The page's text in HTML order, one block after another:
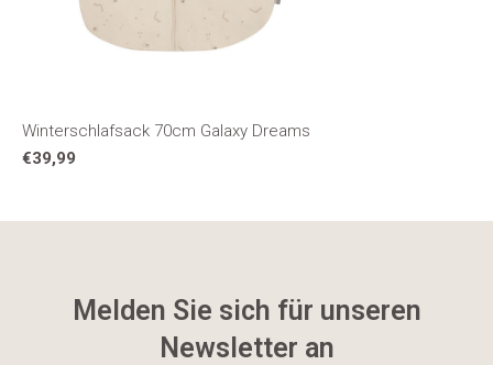
Winterschlafsack 70cm Galaxy Dreams
€39,99
Melden Sie sich für unseren
Newsletter an